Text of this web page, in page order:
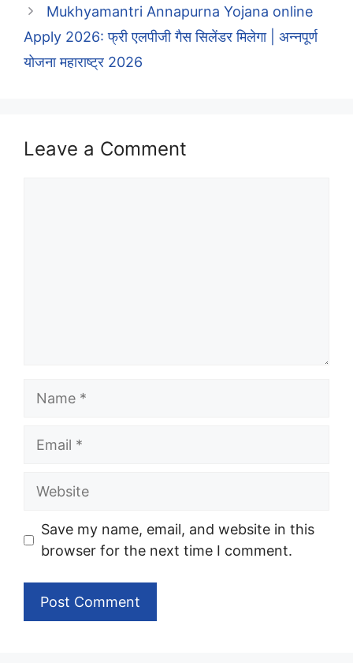
Mukhyamantri Annapurna Yojana online
Apply 2026: फ्री एलपीजी गैस सिलेंडर मिलेगा | अन्नपूर्ण
योजना महाराष्ट्र 2026
Leave a Comment
Name
Email
Website
Save my name, email, and website in this
browser for the next time I comment.